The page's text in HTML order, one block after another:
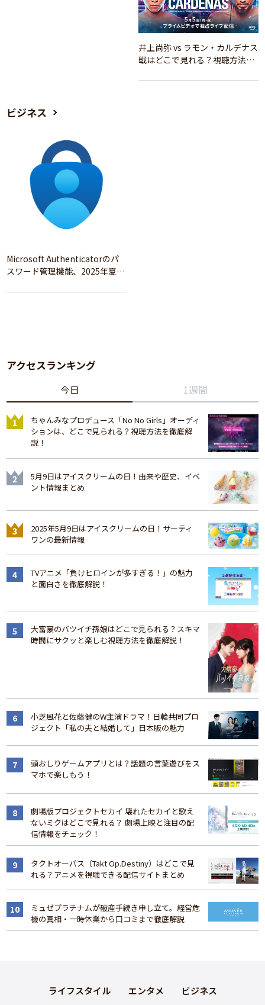
井上尚弥 vs ラモン・カルデナス
戦はどこで見れる？視聴方法を
ビジネス
Microsoft Authenticatorのパ
スワード管理機能、2025年夏に
法を解説
アクセスランキング
今日 1週間
ちゃんみなプロデュース「No No Girls」オーディ
ションは、どこで見られる？視聴方法を徹底解
説！
5月9日はアイスクリームの日！由来や歴史、イベ
ント情報まとめ
2025年5月9日はアイスクリームの日！サーティ
ワンの最新情報
TVアニメ「負けヒロインが多すぎる！」の魅力
と面白さを徹底解説！
大富豪のバツイチ孫娘はどこで見られる？スキマ
時間にサクッと楽しむ視聴方法を徹底解説！
小芝風花と佐藤健のW主演ドラマ！日韓共同プロ
ジェクト「私の夫と結婚して」日本版の魅力
頭おしりゲームアプリとは？話題の言葉遊びをス
マホで楽しもう！
劇場版プロジェクトセカイ 壊れたセカイと歌え
ないミクはどこで見れる？ 劇場上映と注目の配
信情報をチェック！
タクトオーパス（Takt Op.Destiny）はどこで見
れる？アニメを視聴できる配信サイトまとめ
ミュゼプラチナムが破産手続き申し立て。経営危
機の真相・一時休業から口コミまで徹底解説
ライフスタイル エンタメ ビジネス